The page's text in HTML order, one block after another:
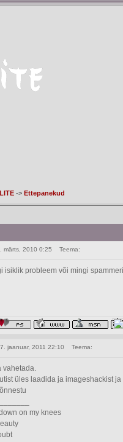
-> Ettepanekud
märts, 2010 0:25 Teema:
isiklik probleem või mingi
jaanuar, 2011 22:10 Teema:
vahetada.
üles laadida ja imageshackist
on my knees